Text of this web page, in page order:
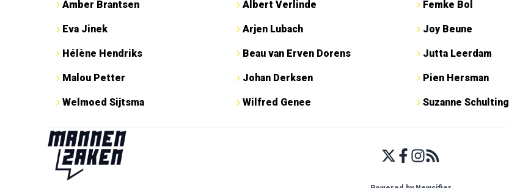
Amber Brantsen
Eva Jinek
Hélène Hendriks
Malou Petter
Welmoed Sijtsma
Albert Verlinde
Arjen Lubach
Beau van Erven Dorens
Johan Derksen
Wilfred Genee
Femke Bol
Joy Beune
Jutta Leerdam
Pien Hersman
Suzanne Schulting